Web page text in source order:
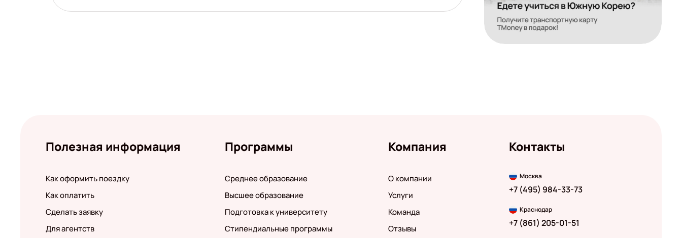
Полезная информация
Как оформить поездку
Как оплатить
Сделать заявку
Для агентств
Программы
Среднее образование
Высшее образование
Подготовка к университету
Стипендиальные программы
Компания
О компании
Услуги
Команда
Отзывы
Контакты
Москва
+7 (495) 984-33-73
Краснодар
+7 (861) 205-01-51